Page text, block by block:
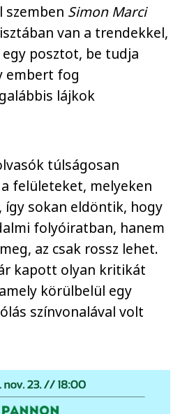
szemben Simon Marci
van a trendekkel,
egy posztot, be tudja
embert fog
lájkok
túlságosan
felületeket, melyeken
sokan eldöntik, hogy
folyóiratban, hanem
az csak rossz lehet.
kapott olyan kritikát
körülbelül egy
színvonalával volt